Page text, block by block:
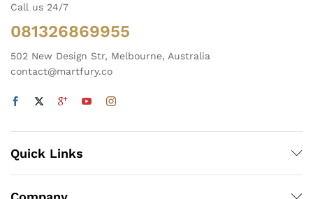
Call us 24/7
081326869955
502 New Design Str, Melbourne, Australia
contact@martfury.co
Quick Links